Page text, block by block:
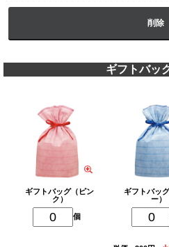
削除
ギフトバッ
ギフトバッグ（ピン
ク）
個
ギフトバッ
ー）